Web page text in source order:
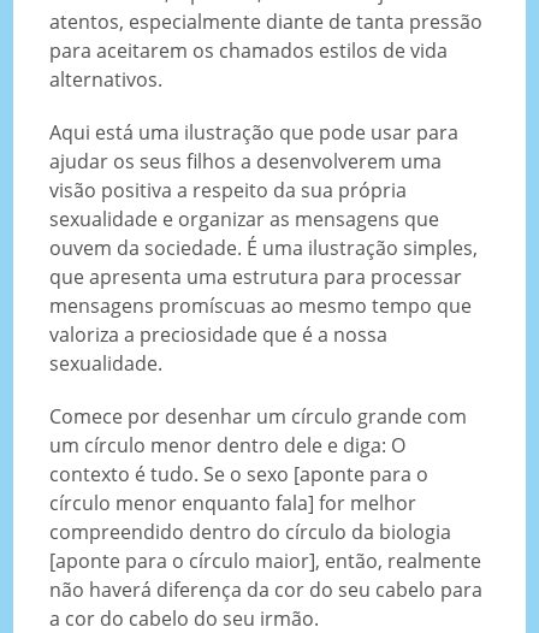
atentos, especialmente diante de tanta pressão
para aceitarem os chamados estilos de vida
alternativos.
Aqui está uma ilustração que pode usar para
ajudar os seus filhos a desenvolverem uma
visão positiva a respeito da sua própria
sexualidade e organizar as mensagens que
ouvem da sociedade. É uma ilustração simples,
que apresenta uma estrutura para processar
mensagens promíscuas ao mesmo tempo que
valoriza a preciosidade que é a nossa
sexualidade.
Comece por desenhar um círculo grande com
um círculo menor dentro dele e diga: O
contexto é tudo. Se o sexo [aponte para o
círculo menor enquanto fala] for melhor
compreendido dentro do círculo da biologia
[aponte para o círculo maior], então, realmente
não haverá diferença da cor do seu cabelo para
a cor do cabelo do seu irmão.